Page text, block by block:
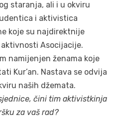
staranja, ali i u okviru
i aktivistica
koje su najdirektnije
Asocijacije.
namijenjen ženama koje
Kur’an. Nastava se odvija
naših džemata.
čini tim aktivistkinja
za vaš rad?